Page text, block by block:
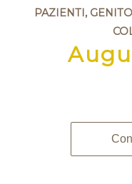
PAZIENTI,